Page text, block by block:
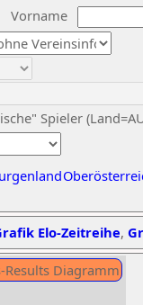
Vorname
Spieler
Elo-Zeitreihe,